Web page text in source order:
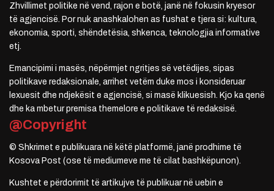
Zhvillimet politike në vend, rajon e botë, janë në fokusin kryesor
të agjencisë. Por nuk anashkalohen as fushat e tjera si: kultura,
ekonomia, sporti, shëndetësia, shkenca, teknologjia informative
etj.
Emancipimi i masës, nëpërmjet ngritjes së vetëdijes, sipas
politikave redaksionale, arrihet vetëm duke mos i konsideruar
lexuesit dhe ndjekësit e agjencisë, si masë klikuesish. Kjo ka qenë
dhe ka mbetur premisa themelore e politikave të redaksisë.
@Copyright
© Shkrimet e publikuara në këtë platformë, janë prodhime të
Kosova Post (ose të mediumeve me të cilat bashkëpunon).
Kushtet e përdorimit të artikujve të publikuar në uebin e